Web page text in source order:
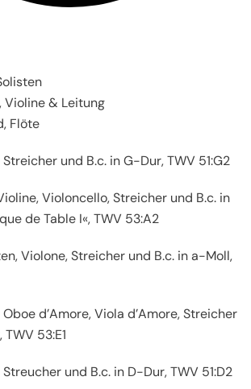
Violine & Leitung
Flöte
und B.c. in G-Dur, TWV 51:G2
Violoncello, Streicher und B.c. in
de Table I«, TWV 53:A2
Violone, Streicher und B.c. in a-Moll,
d’Amore, Viola d’Amore, Streicher
53:E1
und B.c. in D-Dur, TWV 51:D2